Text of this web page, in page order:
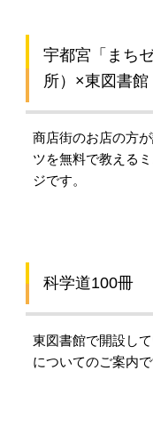
宇都宮「まち
所）×東図書館
商店街のお店の方
ツを無料で教える
ジです。
科学道100冊
東図書館で開設し
についてのご案内で